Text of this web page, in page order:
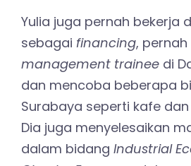
Yulia juga pernah bekerja di
sebagai financing,
management trainee di
dan mencoba beberapa
Surabaya seperti kafe
Dia juga menyelesaikan
dalam bidang Industrial